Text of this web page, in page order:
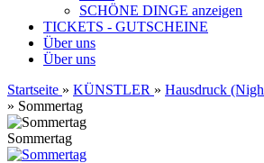
SCHÖNE DINGE anzeigen
TICKETS - GUTSCHEINE
Über uns
Über uns
Startseite » KÜNSTLER » Hausdruck
» Sommertag
Sommertag